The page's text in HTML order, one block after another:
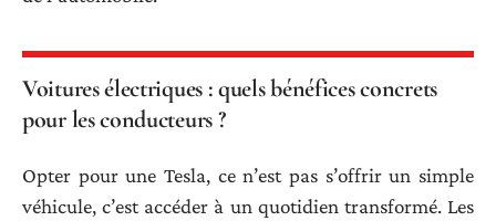
Voitures électriques : quels bénéfices concrets
pour les conducteurs ?
Opter pour une Tesla, ce n’est pas s’offrir un simple
véhicule, c’est accéder à un quotidien transformé. Les